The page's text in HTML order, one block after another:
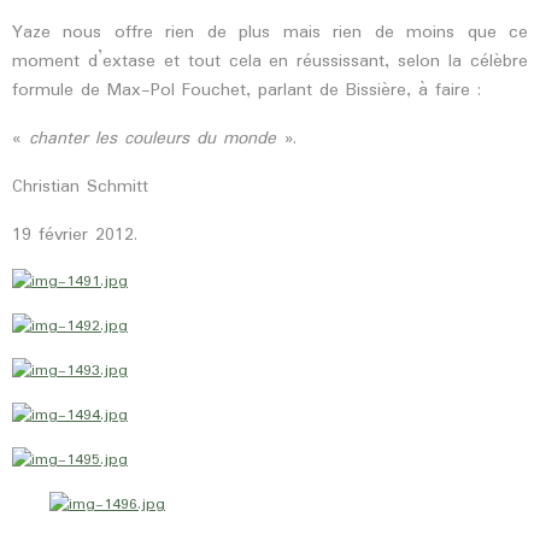
Yaze nous offre rien de plus mais rien de moins que ce
moment d’extase et tout cela en réussissant, selon la célèbre
formule de Max-Pol Fouchet, parlant de Bissière, à faire :
« chanter les couleurs du monde ».
Christian Schmitt
19 février 2012.